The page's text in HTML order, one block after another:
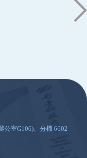
公室G106)、分機 6602